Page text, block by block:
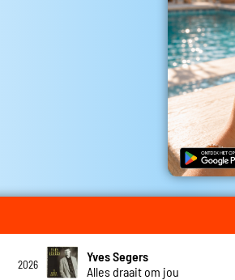
2026
Yves Segers
Alles draait om jou